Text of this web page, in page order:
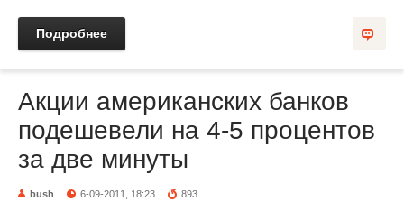
Подробнее
Акции американских банков
подешевели на 4-5 процентов
за две минуты
bush 6-09-2011, 18:23 893